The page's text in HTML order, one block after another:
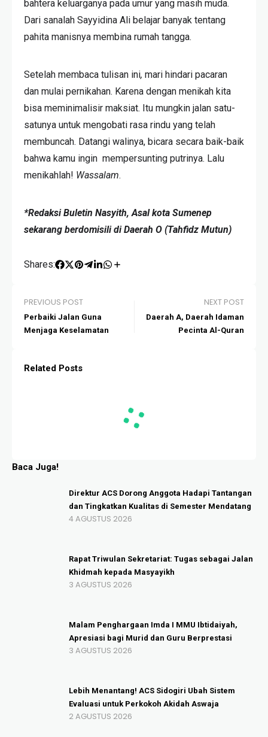
bahtera keluarganya pada umur yang masih muda.
Dari sanalah Sayyidina Ali belajar banyak tentang
pahita manisnya membina rumah tangga.
Setelah membaca tulisan ini, mari hindari pacaran
dan mulai pernikahan. Karena dengan menikah kita
bisa meminimalisir maksiat. Itu mungkin jalan satu-
satunya untuk mengobati rasa rindu yang telah
membuncah. Datangi walinya, bicara secara baik-baik
bahwa kamu ingin mempersunting putrinya. Lalu
menikahlah! Wassalam.
*Redaksi Buletin Nasyith,Asal kota Sumenep
sekarang berdomisili di Daerah O (Tahfidz Mutun)
Shares:
PREVIOUS POST
Perbaiki Jalan Guna
Menjaga Keselamatan
NEXT POST
Daerah A, Daerah Idaman
Pecinta Al-Quran
Related Posts
Baca Juga!
Direktur ACS Dorong Anggota Hadapi Tantangan
dan Tingkatkan Kualitas di Semester Mendatang
4 AGUSTUS 2026
Rapat Triwulan Sekretariat: Tugas sebagai Jalan
Khidmah kepada Masyayikh
3 AGUSTUS 2026
Malam Penghargaan Imda I MMU Ibtidaiyah,
Apresiasi bagi Murid dan Guru Berprestasi
3 AGUSTUS 2026
Lebih Menantang! ACS Sidogiri Ubah Sistem
Evaluasi untuk Perkokoh Akidah Aswaja
2 AGUSTUS 2026